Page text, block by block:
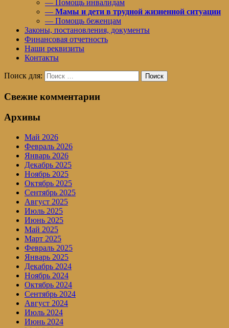
— Помощь инвалидам
— Мамы и дети в трудной жизненной ситуации
— Помощь беженцам
Законы, постановления, документы
Финансовая отчетность
Наши реквизиты
Контакты
Поиск для: Поиск
Свежие комментарии
Архивы
Май 2026
Февраль 2026
Январь 2026
Декабрь 2025
Ноябрь 2025
Октябрь 2025
Сентябрь 2025
Август 2025
Июль 2025
Июнь 2025
Май 2025
Март 2025
Февраль 2025
Январь 2025
Декабрь 2024
Ноябрь 2024
Октябрь 2024
Сентябрь 2024
Август 2024
Июль 2024
Июнь 2024